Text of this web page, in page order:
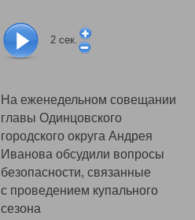
2 сек.
На еженедельном совещании
главы Одинцовского
городского округа Андрея
Иванова обсудили вопросы
безопасности, связанные
с проведением купального
сезона